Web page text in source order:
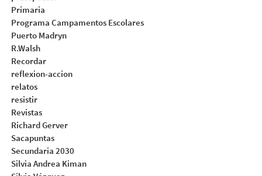
Primaria
Programa Campamentos Escolares
Puerto Madryn
R.Walsh
Recordar
reflexion-accion
relatos
resistir
Revistas
Richard Gerver
Sacapuntas
Secundaria 2030
Silvia Andrea Kiman